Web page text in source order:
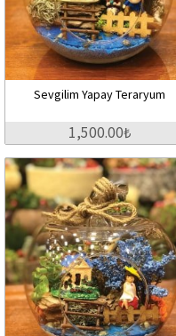
Sevgilim Yapay Teraryum
1,500.00₺